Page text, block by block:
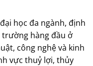
học đa ngành, định
hàng đầu ở
công nghệ và kinh
vực thuỷ lợi, thủy